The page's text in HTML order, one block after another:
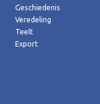
Geschiedenis
Veredeling
Teelt
Export